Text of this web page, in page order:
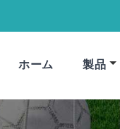
ホーム 製品